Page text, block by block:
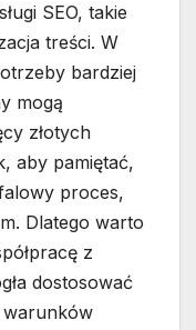
SEO, takie
treści. W
bardziej
mogą
złotych
aby pamiętać,
proces,
Dlatego warto
z
dostosować
warunków